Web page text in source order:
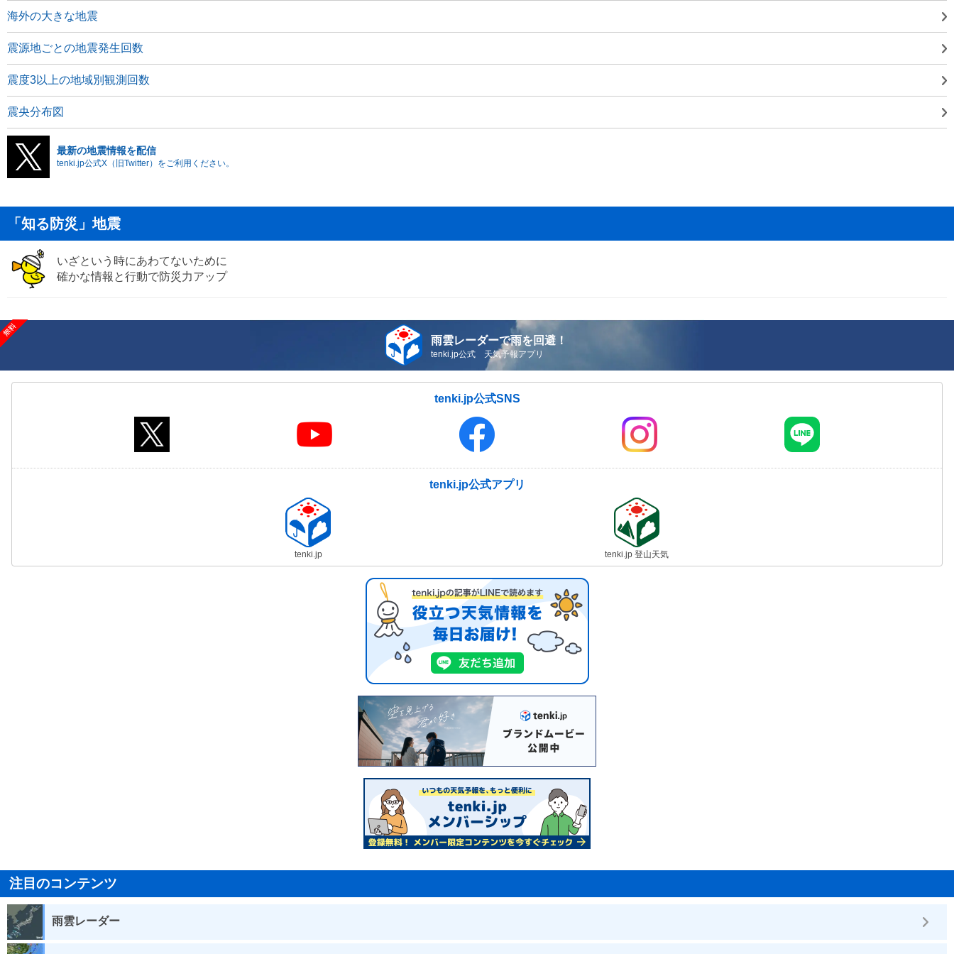
海外の大きな地震
震源地ごとの地震発生回数
震度3以上の地域別観測回数
震央分布図
最新の地震情報を配信
tenki.jp公式X（旧Twitter）をご利用ください。
「知る防災」地震
いざという時にあわてないために
確かな情報と行動で防災力アップ
雨雲レーダーで雨を回避！
tenki.jp公式 天気予報アプリ
tenki.jp公式SNS
tenki.jp公式アプリ
tenki.jp tenki.jp 登山天気
注目のコンテンツ
雨雲レーダー